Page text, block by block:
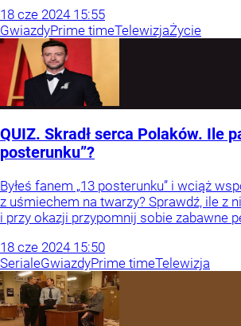
18 cze 2024 15:55
GwiazdyPrime timeTelewizjaŻycie
QUIZ. Skradł serca Polaków. Ile
posterunku”?
Byłeś fanem „13 posterunku” i wciąż
z uśmiechem na twarzy? Sprawdź, ile z
i przy okazji przypomnij sobie zabawne
18 cze 2024 15:50
SerialeGwiazdyPrime timeTelewizja